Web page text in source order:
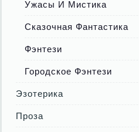
Ужасы И Мистика
Сказочная Фантастика
Фэнтези
Городское Фэнтези
Эзотерика
Проза